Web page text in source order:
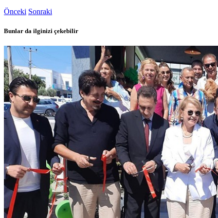
Önceki Sonraki
Bunlar da ilginizi çekebilir